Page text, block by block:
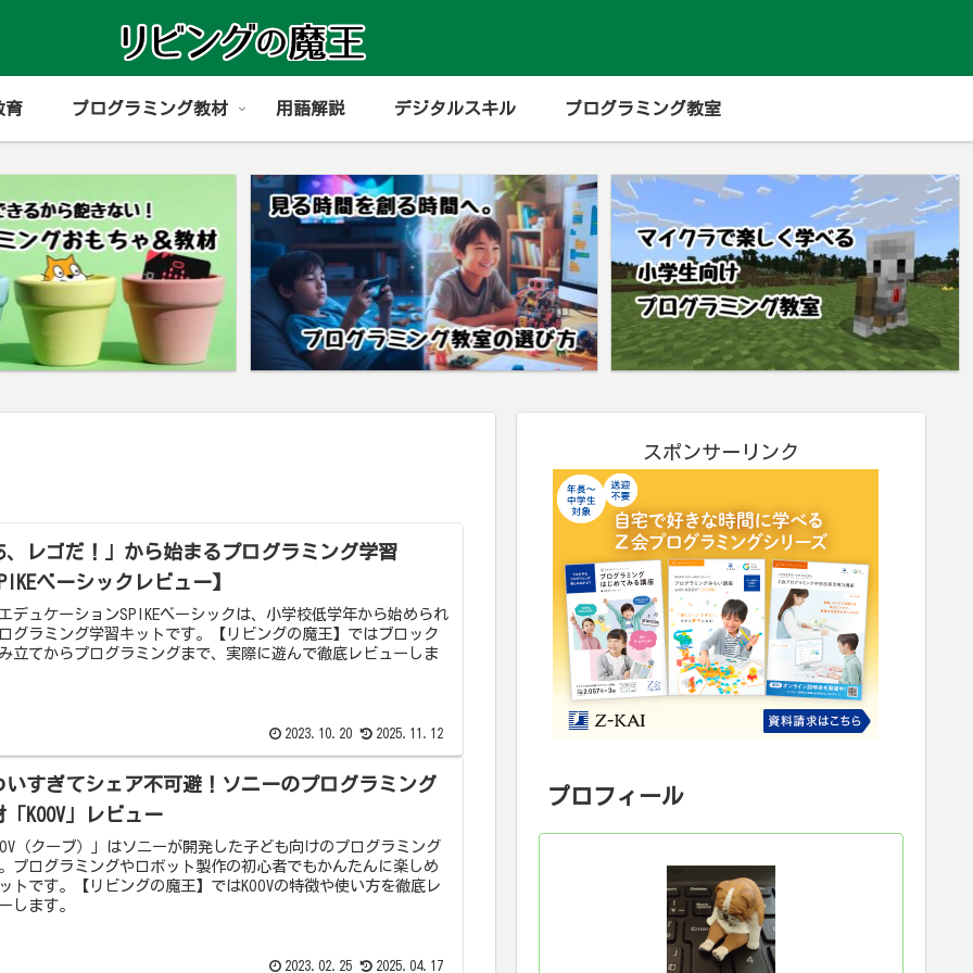
育 プログラミング教材 用語解説 デジタルスキル プログラミング教室
、レゴだ！」から始まるプログラミング学習
ベーシックレビュー】
デュケーションSPIKEベーシックは、小学校低学年から始められ
グラミング学習キットです。【リビングの魔王】ではブロック
立てからプログラミングまで、実際に遊んで徹底レビューしま
2023.10.20 2025.11.12
いすぎてシェア不可避！ソニーのプログラミング
KOOV」レビュー
（クーブ）」はソニーが開発した子ども向けのプログラミング
プログラミングやロボット製作の初心者でもかんたんに楽しめ
トです。【リビングの魔王】ではKOOVの特徴や使い方を徹底レ
します。
2023.02.25 2025.04.17
スポンサーリンク
プロフィール